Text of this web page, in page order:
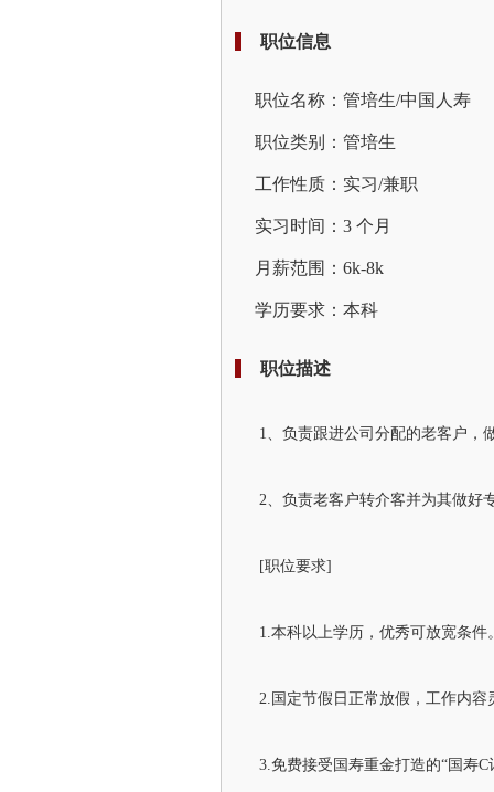
职位信息
职位名称：管培生/中国人寿
职位类别：管培生
工作性质：实习/兼职
实习时间：3 个月
月薪范围：6k-8k
学历要求：本科
职位描述
1、负责跟进公司分配的老客户，
2、负责老客户转介客并为其做好
[职位要求]
1.本科以上学历，优秀可放宽条
2.国定节假日正常放假，工作内容
3.免费接受国寿重金打造的“国寿